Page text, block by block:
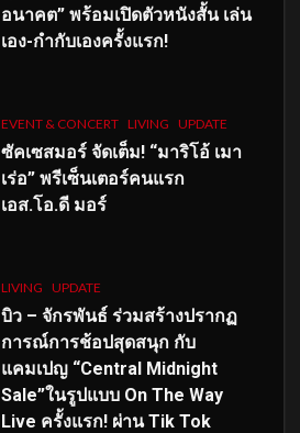
อนาคต” พร้อมเปิดตัวหนังสั้น เล่น
เอง-กำกับเองครั้งแรก!
EVENT & CONCERT LIVING UPDATE
ซัคเซสมอร์ จัดเต็ม! “มาริโอ้ เมา
เร่อ” พรีเซ็นเตอร์คนแรก
เอส.โอ.ดี มอร์
LIVING UPDATE
บิว – จักรพันธ์ ร่วมสร้างปรากฏ
การณ์การช้อปสุดสนุก กับ
แคมเปญ “Central Midnight
Sale”ในรูปแบบ On The Way
Live ครั้งแรก! ผ่าน Tik Tok